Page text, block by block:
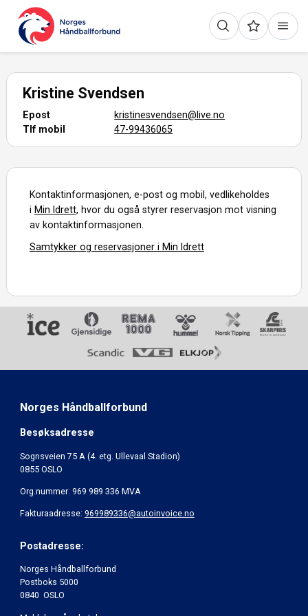
Kristine Svendsen
Epost
kristinesvendsen@live.no
Tlf mobil
47-99436065
Kontaktinformasjonen, e-post og mobil, vedlikeholdes
i Min Idrett, hvor du også styrer reservasjon mot visning
av kontaktinformasjonen.
Samtykker og reservasjoner i Min Idrett
Norges Håndballforbund
Besøksadresse
Sognsveien 75 A (4. etg. Ullevaal Stadion)
0855 OSLO
Org.nummer: 969 989 336 MVA
Fakturaadresse: 969989336@autoinvoice.no
Postadresse:
Norges Håndballforbund
Postboks 5000
0840 OSLO